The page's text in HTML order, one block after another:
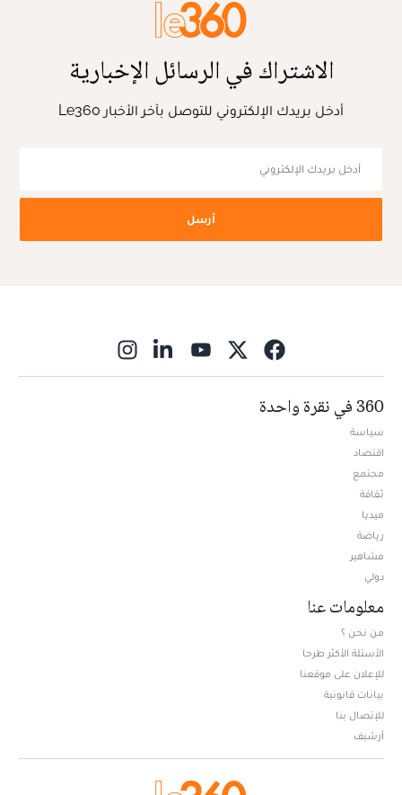
الاشتراك في الرسائل الإخبارية
أدخل بريدك الإلكتروني للتوصل بآخر الأخبار Le360
أرسل
360 في نقرة واحدة
سياسة
اقتصاد
مجتمع
ثقافة
ميديا
رياضة
مشاهير
دولي
معلومات عنا
من نحن ؟
الأسئلة الأكثر طرحا
للإعلان على موقعنا
بيانات قانونية
للإتصال بنا
أرشيف